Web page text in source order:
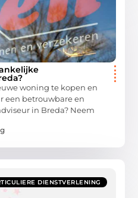
woning te kopen en
een betrouwbare en
in Breda? Neem
DIENSTVERLENING